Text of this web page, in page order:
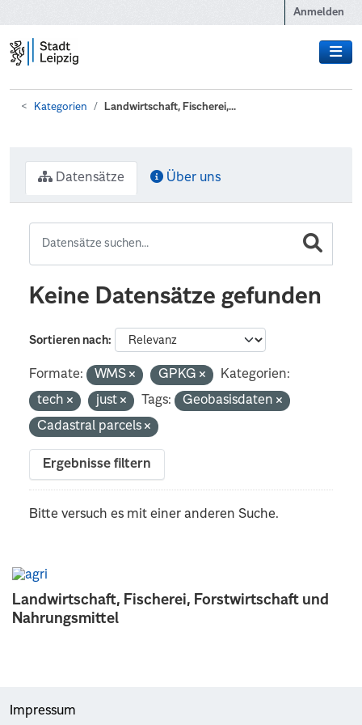
Anmelden
Kategorien Landwirtschaft, Fischerei,...
Landwirtschaft, Fischerei, Forstwirtschaft und
Nahrungsmittel
Datensätze Über uns
Keine Datensätze gefunden
Sortieren nach
Formate: WMS GPKG
Kategorien:
tech
just Tags:
Geobasisdaten
Cadastral parcels
Ergebnisse filtern
Bitte versuch es mit einer anderen Suche.
Impressum